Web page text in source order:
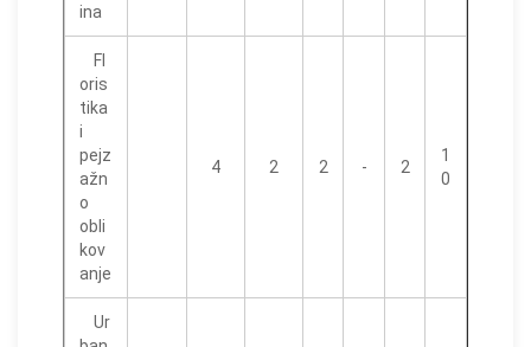
ina
Fl
oris
tika
i
pejz
ažn
o
obli
kov
anje
4 2 2 - 2
1
0
Ur